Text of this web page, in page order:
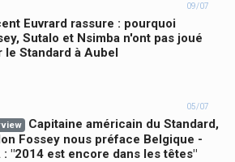
09/07
Euvrard rassure : pourquoi
Sutalo et Nsimba n'ont pas joué
le Standard à Aubel
05/07
Capitaine américain du Standard,
Fossey nous préface Belgique -
: "2014 est encore dans les têtes"